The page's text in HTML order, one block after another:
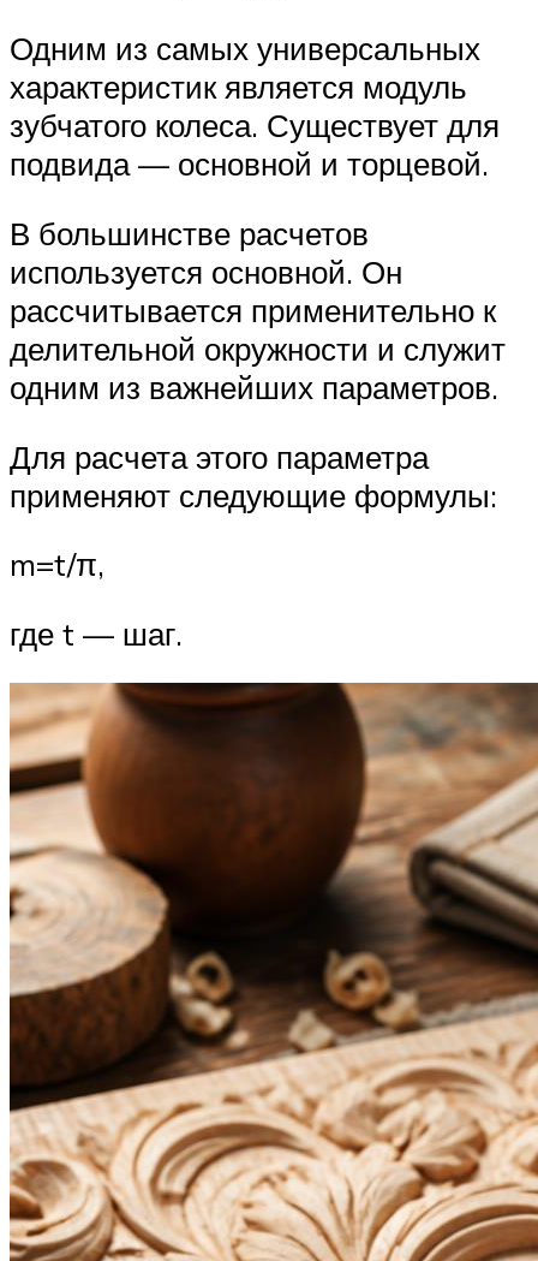
Одним из самых универсальных
характеристик является модуль
зубчатого колеса. Существует для
подвида — основной и торцевой.
В большинстве расчетов
используется основной. Он
рассчитывается применительно к
делительной окружности и служит
одним из важнейших параметров.
Для расчета этого параметра
применяют следующие формулы:
m=t/π,
где t — шаг.